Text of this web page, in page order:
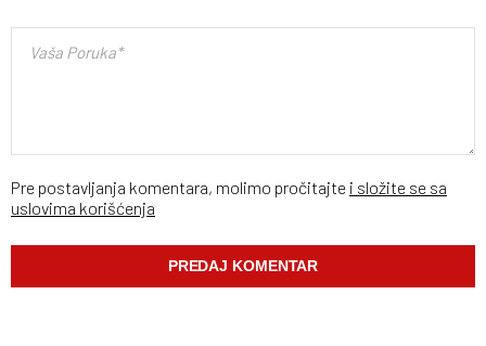
Pre postavljanja komentara, molimo pročitajte i složite se sa
uslovima korišćenja